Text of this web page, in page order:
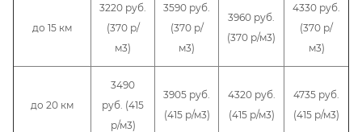
до 15 км
3220 руб.
(370 р/
м3)
3590 руб.
(370 р/
м3)
3960 руб.
(370 р/м3)
4330 руб.
(370 р/
м3)
до 20 км
3490
руб. (415
р/м3)
3905 руб.
(415 р/м3)
4320 руб.
(415 р/м3)
4735 руб.
(415 р/м3)